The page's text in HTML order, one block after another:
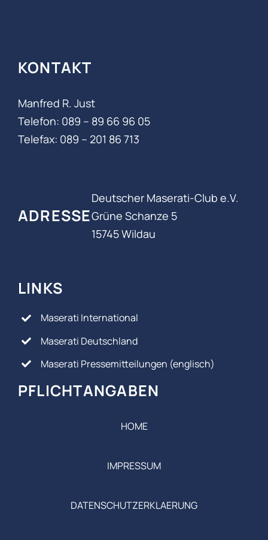
ADRESSE
Deutscher Maserati-Club e.V.
Grüne Schanze 5
15745 Wildau
KONTAKT
Manfred R. Just
Telefon: 089 – 89 66 96 05‬
Telefax: 089 – 201 86 713
LINKS
Maserati International
Maserati Deutschland
Maserati Pressemitteilungen (englisch)
PFLICHTANGABEN
HOME
IMPRESSUM
DATENSCHUTZERKLAERUNG